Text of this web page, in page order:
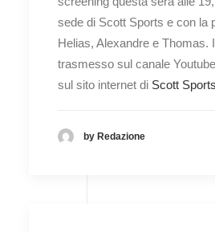
sede di Scott Sports e con la
Helias, Alexandre e Thomas.
trasmesso sul canale
sul sito internet di Scott Sports
by Redazione